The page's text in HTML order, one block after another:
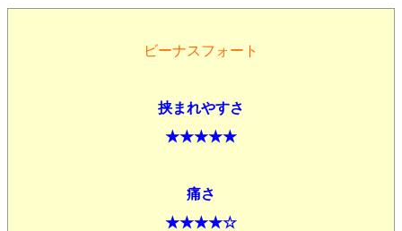
ビーナスフォート
挟まれやすさ
★★★★★
痛さ
★★★★☆